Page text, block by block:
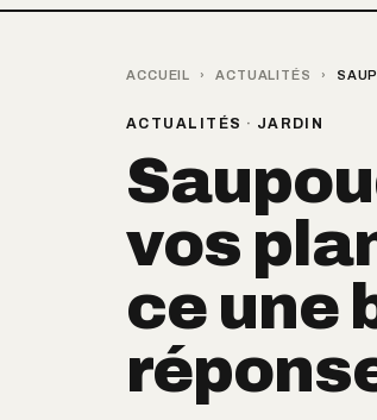
ACCUEIL › ACTUALITÉS ›
ACTUALITÉS · JARDIN
vos
ce une